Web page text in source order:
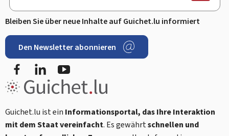
Bleiben Sie über neue Inhalte auf Guichet.lu informiert
Den Newsletter abonnieren
FacebookLinkedIn
Guichet.lu ist ein Informationsportal, das Ihre Interaktion
mit dem Staat vereinfacht. Es gewährtschnellen und